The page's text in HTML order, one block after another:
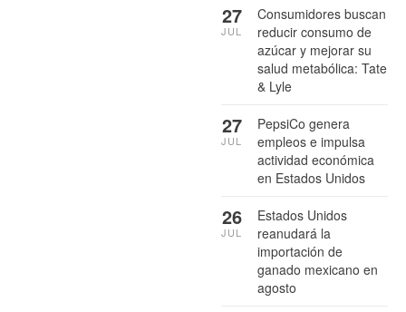
Consumidores buscan
reducir consumo de
azúcar y mejorar su
salud metabólica: Tate
& Lyle
27
JUL
PepsiCo genera
empleos e impulsa
actividad económica
en Estados Unidos
27
JUL
Estados Unidos
reanudará la
importación de
ganado mexicano en
agosto
26
JUL